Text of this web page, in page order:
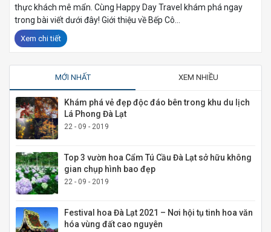
thực khách mê mẩn. Cùng Happy Day Travel khám phá ngay
trong bài viết dưới đây! Giới thiệu về Bếp Cô...
Xem chi tiết
MỚI NHẤT XEM NHIỀU
Khám phá vẻ đẹp độc đáo bên trong khu du lịch
Lá Phong Đà Lạt
22 - 09 - 2019
Top 3 vườn hoa Cẩm Tú Cầu Đà Lạt sở hữu không
gian chụp hình bao đẹp
22 - 09 - 2019
Festival hoa Đà Lạt 2021 – Nơi hội tụ tinh hoa văn
hóa vùng đất cao nguyên